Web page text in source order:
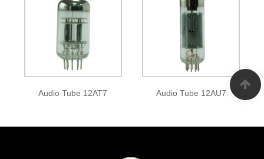
Audio Tube 12AT7 Audio Tube 12AU7